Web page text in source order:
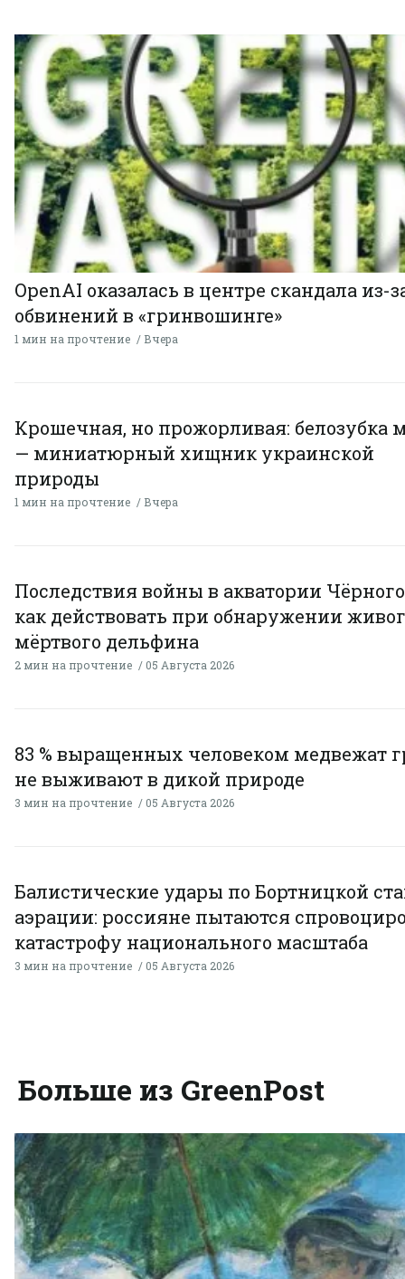
OpenAI оказалась в центре скандала из-
обвинений в «гринвошинге»
1 мин на прочтение Вчера
Крошечная, но прожорливая: белозубка
— миниатюрный хищник украинской
природы
1 мин на прочтение Вчера
Последствия войны в акватории
как действовать при обнаружении
мёртвого дельфина
2 мин на прочтение 05 Августа 2026
83 % выращенных человеком медвежат
не выживают в дикой природе
3 мин на прочтение 05 Августа 2026
Балистические удары по Бортницкой
аэрации: россияне пытаются
катастрофу национального масштаба
3 мин на прочтение 05 Августа 2026
Больше из GreenPost